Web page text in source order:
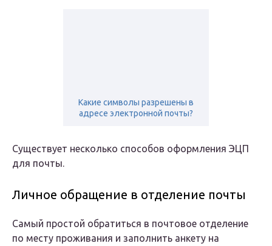
Какие символы разрешены в
адресе электронной почты?
Существует несколько способов оформления ЭЦП
для почты.
Личное обращение в отделение почты
Самый простой обратиться в почтовое отделение
по месту проживания и заполнить анкету на